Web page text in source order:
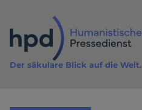
Inhalt
Der säkulare Blick auf die Welt.